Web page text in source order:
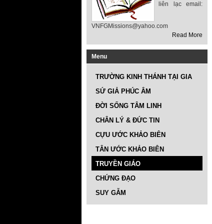
liên lạc email:
VNFGMissions@yahoo.com
Read More
Menu
TRƯỜNG KINH THÁNH TẠI GIA
SỨ GIẢ PHÚC ÂM
ĐỜI SỐNG TÂM LINH
CHÂN LÝ & ĐỨC TIN
CỰU ƯỚC KHẢO BIÊN
TÂN ƯỚC KHẢO BIÊN
TRUYỀN GIÁO
CHỨNG ĐẠO
SUY GẪM